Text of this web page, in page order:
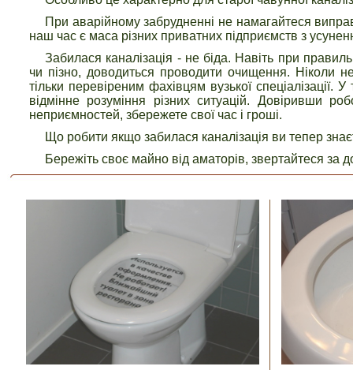
При аварійному забрудненні не намагайтеся
наш час є маса різних приватних підприємств з
Забилася каналізація - не біда. Навіть при
чи пізно, доводиться проводити очищення. Ніколи
тільки перевіреним фахівцям вузької
відмінне розуміння різних ситуацій. Довіривши
неприємностей, збережете свої час і гроші.
Що робити якщо забилася каналізація ви тепер
Бережіть своє майно від аматорів, звертайтеся за